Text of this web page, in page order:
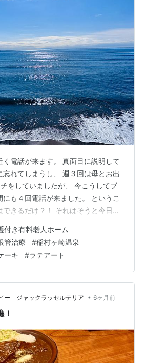
く電話が来ます。 真面目に説明して
忘れてしまうし、 週３回は母とお出
をしていましたが、 今こうしてブ
にも４回電話が来ました。 というこ
できるだけ？！ それはそうと今日は
人ホームに入居して１年と２ヶ月経
朝一の電話内容は 「私だけ春の格好
を持ってきて欲しい。」っと。 部
・・ 「薬を持ってきて」「薬を飲ん
は無くなりましたが 「お家に帰りた
を売…
付き有料老人ホーム
管治療 #稲村ヶ崎温泉
ーキ #ラテアート
ー ジャックラッセルテリア • 6ヶ月前